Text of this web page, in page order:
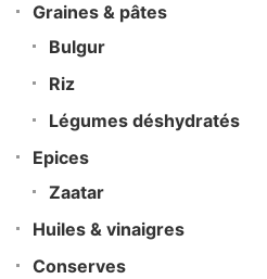
Graines & pâtes
Bulgur
Riz
Légumes déshydratés
Epices
Zaatar
Huiles & vinaigres
Conserves